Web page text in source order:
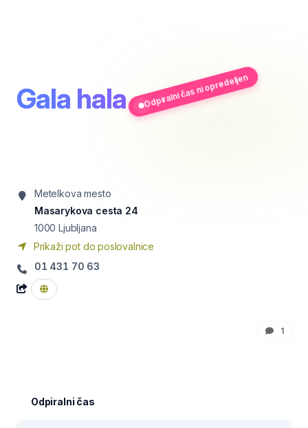
Gala hala Odpiralni čas ni opredeljen
Metelkova mesto
Masarykova cesta 24
1000 Ljubljana
Prikaži pot do poslovalnice
01 431 70 63
1
Odpiralni čas